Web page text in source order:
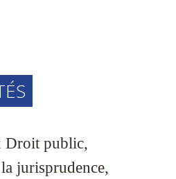
Droit public,
jurisprudence,